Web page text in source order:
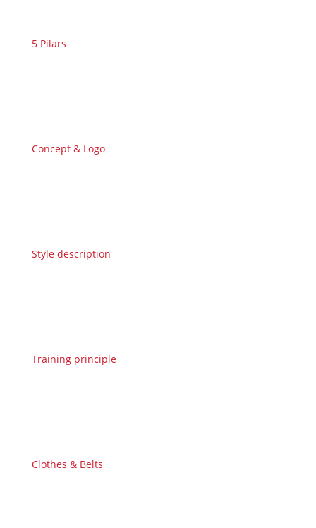
5 Pilars
Concept & Logo
Style description
Training principle
Clothes & Belts